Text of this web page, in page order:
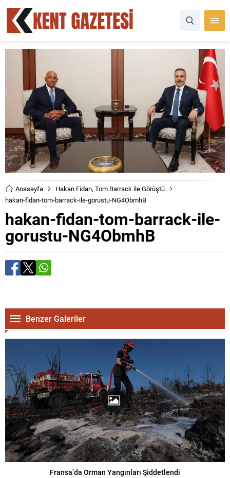
Anasayfa
Hakan Fidan, Tom Barrack ile Görüştü
hakan-fidan-tom-barrack-ile-gorustu-NG4ObmhB
hakan-fidan-tom-barrack-ile-
gorustu-NG4ObmhB
Benzer Galeriler
Fransa’da Orman Yangınları Şiddetlendi